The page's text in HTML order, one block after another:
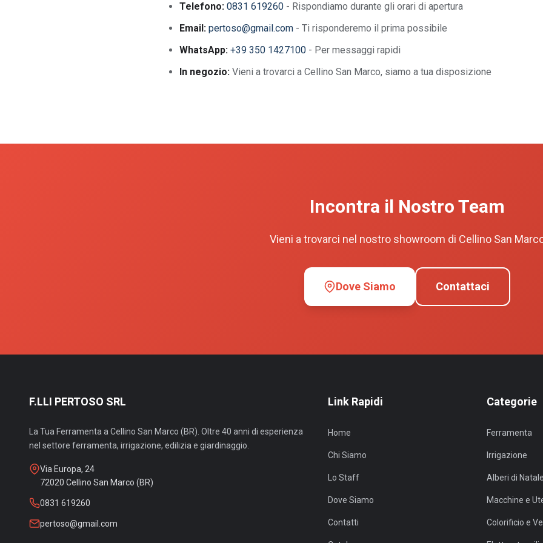
Telefono: 0831 619260 - Rispondiamo durante gli orari di apertura
Email: pertoso@gmail.com - Ti risponderemo il prima possibile
WhatsApp: +39 350 1427100 - Per messaggi rapidi
In negozio: Vieni a trovarci a Cellino San Marco, siamo a tua disposizione
Incontra il Nostro Team
Vieni a trovarci nel nostro showroom di Cellino San
Dove Siamo Contattaci
F.LLI PERTOSO SRL
La Tua Ferramenta a Cellino San Marco (BR). Oltre 40 anni di esperienza
nel settore ferramenta, irrigazione, edilizia e giardinaggio.
Via Europa, 24
72020 Cellino San Marco (BR)
0831 619260
pertoso@gmail.com
Link Rapidi
Home
Chi Siamo
Lo Staff
Dove Siamo
Contatti
Categorie
Ferramenta
Irrigazione
Alberi di
Macchine e
Colorificio e